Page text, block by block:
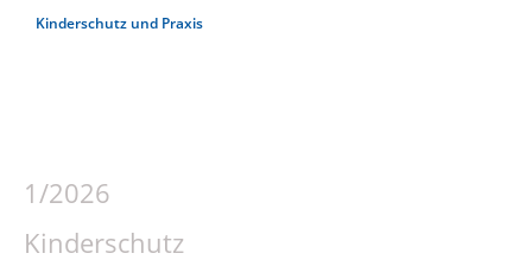
Kinderschutz und Praxis
1/2026
Kinderschutz